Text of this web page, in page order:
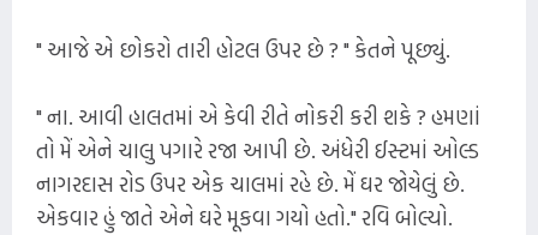
" આજે એ છોકરો તારી હોટલ ઉપર છે ? " કેતને પૂછ્યું.
" ના. આવી હાલતમાં એ કેવી રીતે નોકરી કરી શકે ? હમણાં
તો મેં એને ચાલુ પગારે રજા આપી છે. અંધેરી ઈસ્ટમાં ઓલ્ડ
નાગરદાસ રોડ ઉપર એક ચાલમાં રહે છે. મેં ઘર જોયેલું છે.
એકવાર હું જાતે એને ઘરે મૂકવા ગયો હતો." રવિ બોલ્યો.